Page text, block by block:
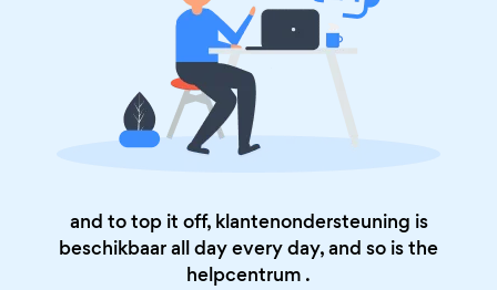
and to top it off, klantenondersteuning is
beschikbaar all day every day, and so is the
helpcentrum .